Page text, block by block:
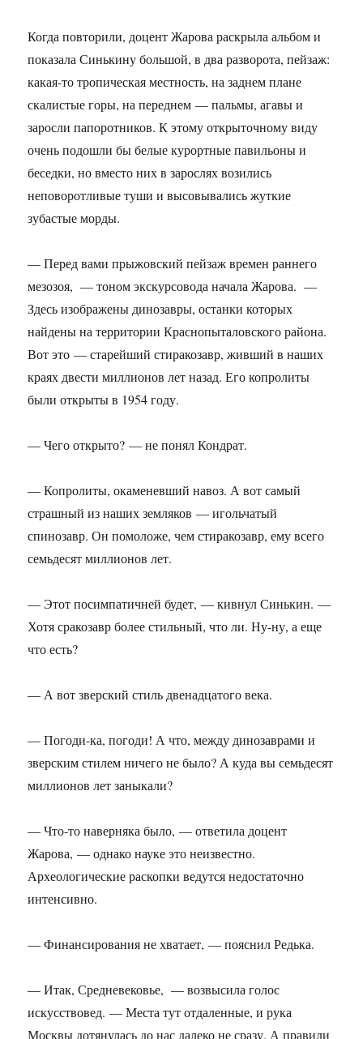
Когда повторили, доцент Жарова раскрыла альбом и
показала Синькину большой, в два разворота, пейзаж:
какая-то тропическая местность, на заднем плане
скалистые горы, на переднем — пальмы, агавы и
заросли папоротников. К этому открыточному виду
очень подошли бы белые курортные павильоны и
беседки, но вместо них в зарослях возились
неповоротливые туши и высовывались жуткие
зубастые морды.
— Перед вами прыжовский пейзаж времен раннего
мезозоя, — тоном экскурсовода начала Жарова. —
Здесь изображены динозавры, останки которых
найдены на территории Краснопыталовского района.
Вот это — старейший стиракозавр, живший в наших
краях двести миллионов лет назад. Его копролиты
были открыты в 1954 году.
— Чего открыто? — не понял Кондрат.
— Копролиты, окаменевший навоз. А вот самый
страшный из наших земляков — игольчатый
спинозавр. Он помоложе, чем стиракозавр, ему всего
семьдесят миллионов лет.
— Этот посимпатичней будет, — кивнул Синькин. —
Хотя сракозавр более стильный, что ли. Ну-ну, а еще
что есть?
— А вот зверский стиль двенадцатого века.
— Погоди-ка, погоди! А что, между динозаврами и
зверским стилем ничего не было? А куда вы семьдесят
миллионов лет заныкали?
— Что-то наверняка было, — ответила доцент
Жарова, — однако науке это неизвестно.
Археологические раскопки ведутся недостаточно
интенсивно.
— Финансирования не хватает, — пояснил Редька.
— Итак, Средневековье, — возвысила голос
искусствовед. — Места тут отдаленные, и рука
Москвы дотянулась до нас далеко не сразу. А правили